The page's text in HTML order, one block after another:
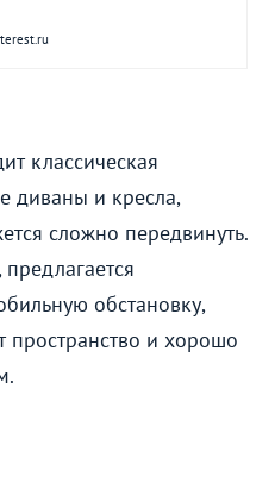
классическая
диваны и кресла,
сложно передвинуть.
обстановку,
пространство и хорошо